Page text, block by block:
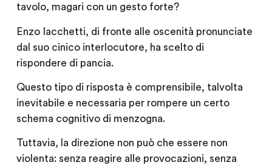
tavolo, magari con un gesto forte?
Enzo Iacchetti, di fronte alle oscenità pronunciate
dal suo cinico interlocutore, ha scelto di
rispondere di pancia.
Questo tipo di risposta è comprensibile, talvolta
inevitabile e necessaria per rompere un certo
schema cognitivo di menzogna.
Tuttavia, la direzione non può che essere non
violenta: senza reagire alle provocazioni, senza